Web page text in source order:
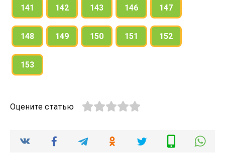
141 142 143 146 147
148 149 150 151 152
153
Оцените статью